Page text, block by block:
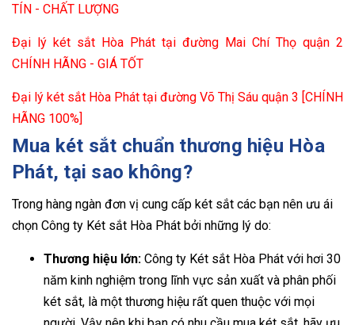
TÍN - CHẤT LƯỢNG
Đại lý két sắt Hòa Phát tại đường Mai Chí Thọ quận 2
CHÍNH HÃNG - GIÁ TỐT
Đại lý két sắt Hòa Phát tại đường Võ Thị Sáu quận 3 [CHÍNH
HÃNG 100%]
Mua két sắt chuẩn thương hiệu Hòa
Phát, tại sao không?
Trong hàng ngàn đơn vị cung cấp két sắt các bạn nên ưu ái
chọn Công ty Két sắt Hòa Phát bởi những lý do:
Thương hiệu lớn: Công ty Két sắt Hòa Phát với hơi 30
năm kinh nghiệm trong lĩnh vực sản xuất và phân phối
két sắt, là một thương hiệu rất quen thuộc với mọi